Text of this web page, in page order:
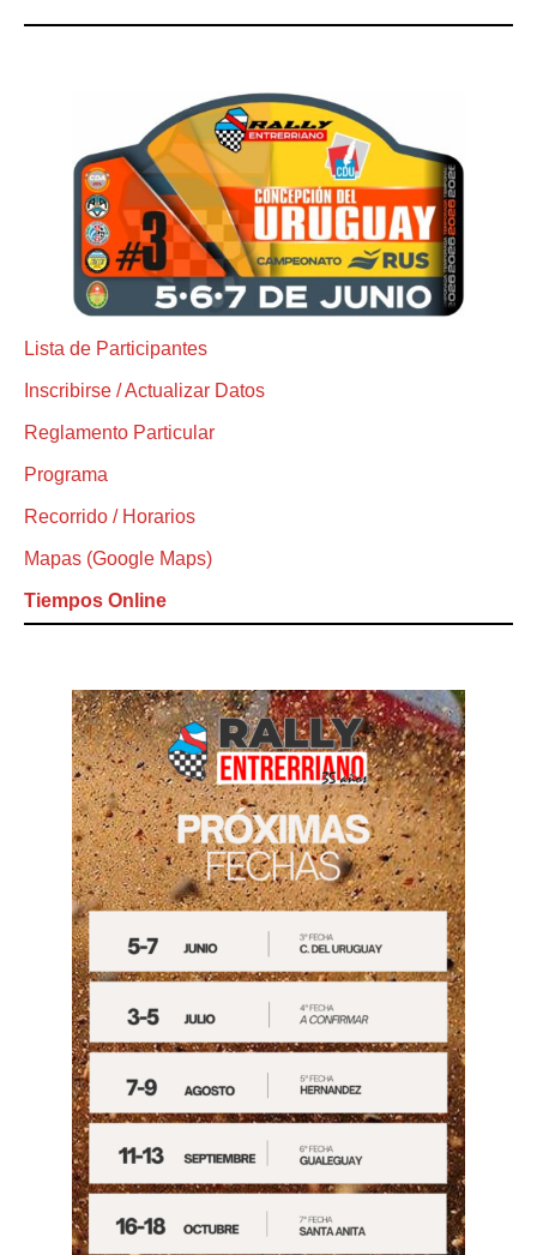
Lista de Participantes
Inscribirse / Actualizar Datos
Reglamento Particular
Programa
Recorrido / Horarios
Mapas (Google Maps)
Tiempos Online